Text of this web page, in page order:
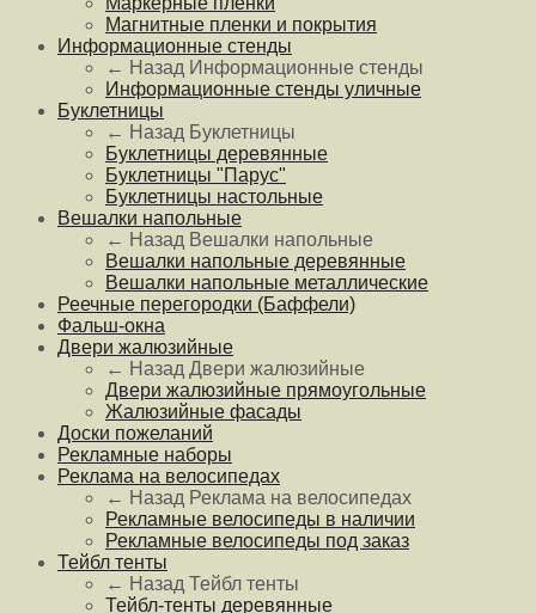
Магнитные пленки и покрытия
Информационные стенды
← Назад Информационные стенды
Информационные стенды уличные
Буклетницы
← Назад Буклетницы
Буклетницы деревянные
Буклетницы "Парус"
Буклетницы настольные
Вешалки напольные
← Назад Вешалки напольные
Вешалки напольные деревянные
Вешалки напольные металлические
Реечные перегородки (Баффели)
Фальш-окна
Двери жалюзийные
← Назад Двери жалюзийные
Двери жалюзийные прямоугольные
Жалюзийные фасады
Доски пожеланий
Рекламные наборы
Реклама на велосипедах
← Назад Реклама на велосипедах
Рекламные велосипеды в наличии
Рекламные велосипеды под заказ
Тейбл тенты
← Назад Тейбл тенты
Тейбл-тенты деревянные